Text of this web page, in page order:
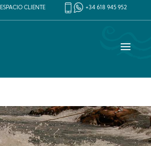
ESPACIO CLIENTE +34 618 945 952